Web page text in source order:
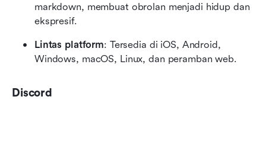
markdown, membuat obrolan menjadi hidup dan
ekspresif.
Lintas platform: Tersedia di iOS, Android,
Windows, macOS, Linux, dan peramban web.
Discord